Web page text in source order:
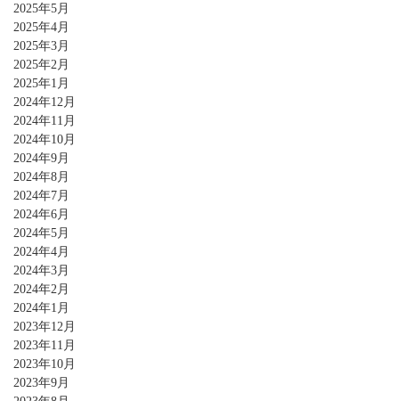
2025年5月
2025年4月
2025年3月
2025年2月
2025年1月
2024年12月
2024年11月
2024年10月
2024年9月
2024年8月
2024年7月
2024年6月
2024年5月
2024年4月
2024年3月
2024年2月
2024年1月
2023年12月
2023年11月
2023年10月
2023年9月